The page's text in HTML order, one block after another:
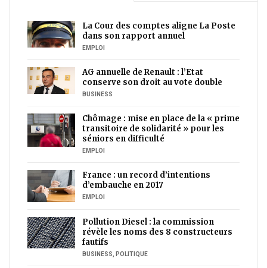
La Cour des comptes aligne La Poste
dans son rapport annuel
EMPLOI
AG annuelle de Renault : l’Etat
conserve son droit au vote double
BUSINESS
Chômage : mise en place de la « prime
transitoire de solidarité » pour les
séniors en difficulté
EMPLOI
France : un record d’intentions
d’embauche en 2017
EMPLOI
Pollution Diesel : la commission
révèle les noms des 8 constructeurs
fautifs
BUSINESS POLITIQUE